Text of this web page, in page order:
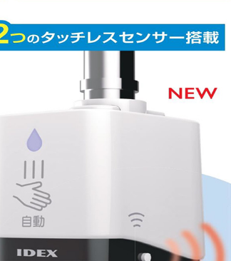
・化学製品